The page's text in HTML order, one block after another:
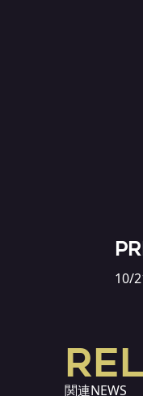
10/
関連NEWS